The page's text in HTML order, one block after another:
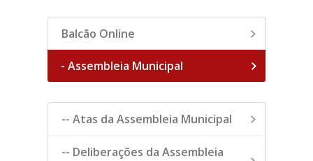
Balcão Online
- Assembleia Municipal
-- Atas da Assembleia Municipal
-- Deliberações da Assembleia